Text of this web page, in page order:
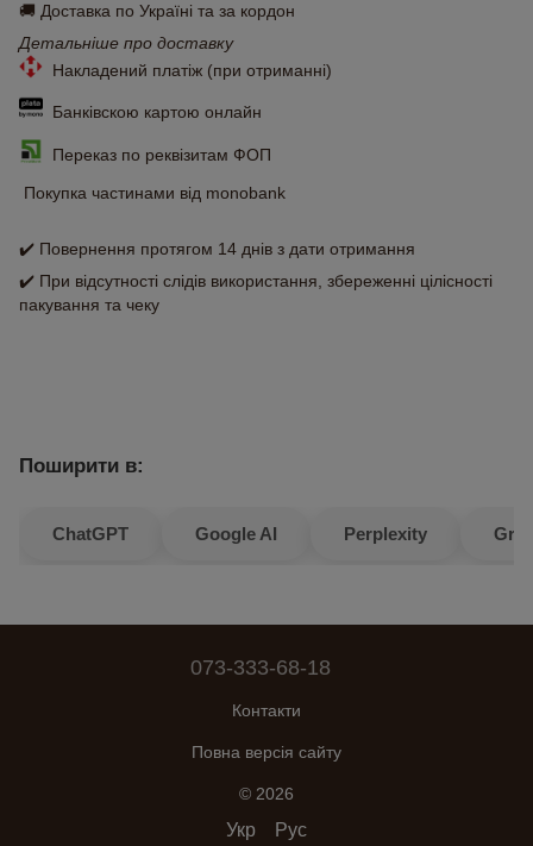
🚚 Доставка по Україні та за кордон
Детальніше про доставку
Накладений платіж (при отриманні)
Банківскою картою онлайн
Переказ по реквізитам ФОП
Покупка частинами від monobank
✔️ Повернення протягом 14 днів з дати отримання
✔️ При відсутності слідів використання, збереженні цілісності
пакування та чеку
Поширити в:
ChatGPT Google AI Perplexity
073-333-68-18
Контакти
Повна версія сайту
© 2026
Укр Рус